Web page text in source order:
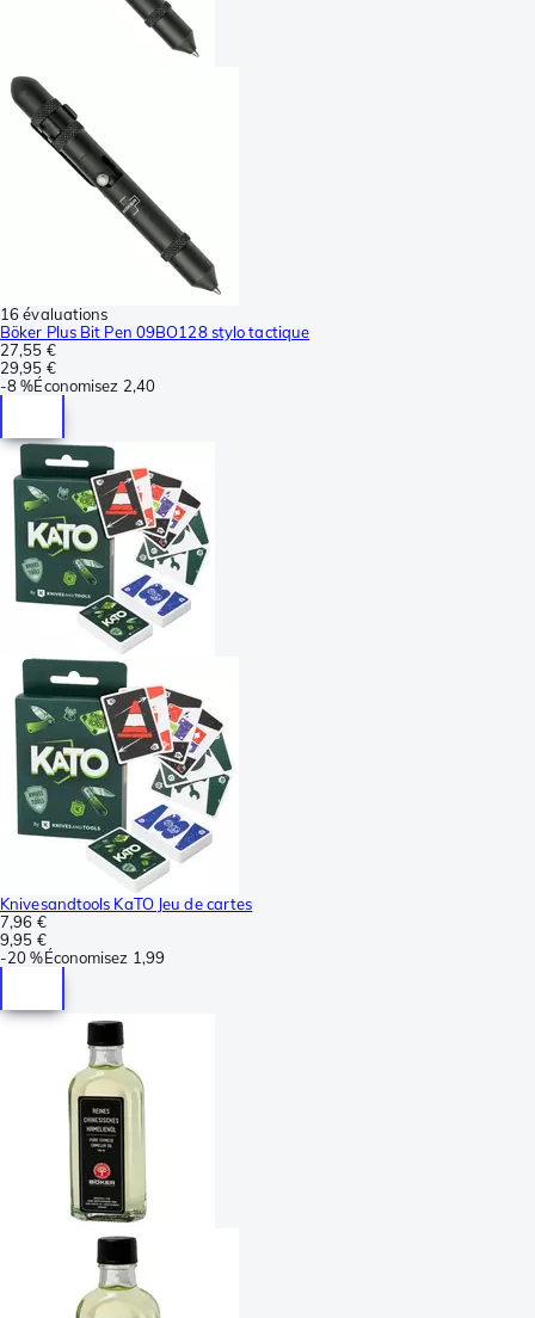
16 évaluations
Böker Plus Bit Pen 09BO128 stylo tactique
27,55 €
29,95 €
-8 %Économisez 2,40
Knivesandtools KaTO Jeu de cartes
7,96 €
9,95 €
-20 %Économisez 1,99